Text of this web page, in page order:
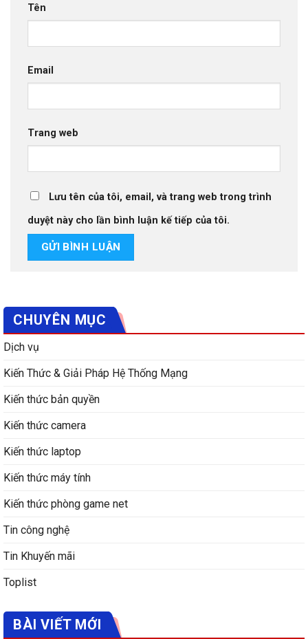
Tên
Email
Trang web
Lưu tên của tôi, email, và trang web trong trình
duyệt này cho lần bình luận kế tiếp của tôi.
CHUYÊN MỤC
Dịch vụ
Kiến Thức & Giải Pháp Hệ Thống Mạng
Kiến thức bản quyền
Kiến thức camera
Kiến thức laptop
Kiến thức máy tính
Kiến thức phòng game net
Tin công nghệ
Tin Khuyến mãi
Toplist
BÀI VIẾT MỚI